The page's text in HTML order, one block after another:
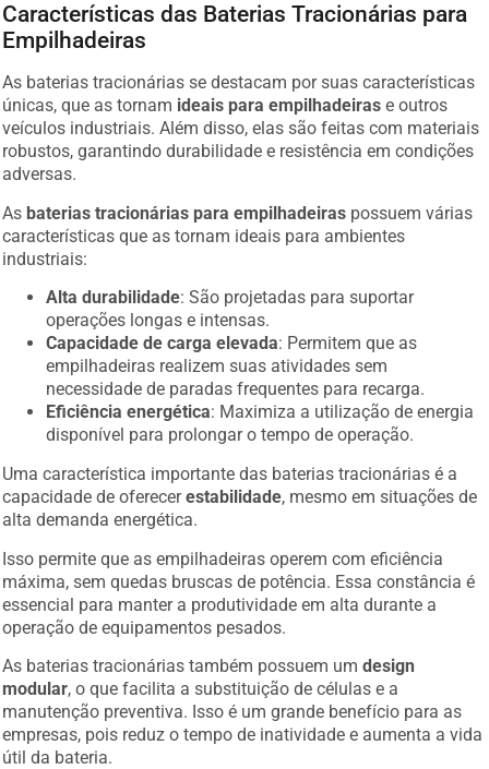
Características das Baterias Tracionárias para
Empilhadeiras
As baterias tracionárias se destacam por suas características
únicas, que as tornam ideais para empilhadeiras e outros
veículos industriais. Além disso, elas são feitas com materiais
robustos, garantindo durabilidade e resistência em condições
adversas.
As baterias tracionárias para empilhadeiras possuem várias
características que as tornam ideais para ambientes
industriais:
Alta durabilidade: São projetadas para suportar
operações longas e intensas.
Capacidade de carga elevada: Permitem que as
empilhadeiras realizem suas atividades sem
necessidade de paradas frequentes para recarga.
Eficiência energética: Maximiza a utilização de energia
disponível para prolongar o tempo de operação.
Uma característica importante das baterias tracionárias é a
capacidade de oferecerestabilidade, mesmo em situações de
alta demanda energética.
Isso permite que as empilhadeiras operem com eficiência
máxima, sem quedas bruscas de potência. Essa constância é
essencial para manter a produtividade em alta durante a
operação de equipamentos pesados.
As baterias tracionárias também possuem umdesign
modular, o que facilita a substituição de células e a
manutenção preventiva. Isso é um grande benefício para as
empresas, pois reduz o tempo de inatividade e aumenta a vida
útil da bateria.